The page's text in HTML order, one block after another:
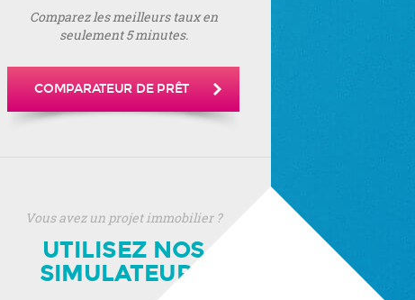
Comparez les meilleurs taux en
seulement 5 minutes.
COMPARATEUR DE PRÊT
Vous avez un projet immobilier ?
UTILISEZ NOS
SIMULATEURS